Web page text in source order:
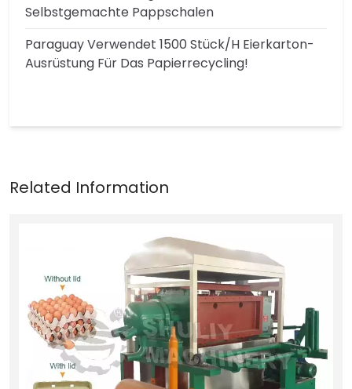
Selbstgemachte Pappschalen
Paraguay Verwendet 1500 Stück/h Eierkarton-
Ausrüstung Für Das Papierrecycling!